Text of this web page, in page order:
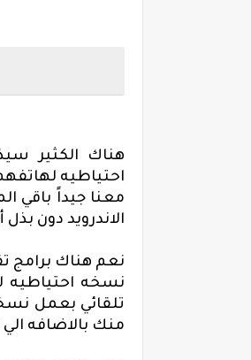
هناك الكثير
احتياطيه
معنا جيداً باقي
الاندرويد دون
نعم هناك برامج
نسخه احتياطيه
تلقائي بعمل
منك بالاضافه